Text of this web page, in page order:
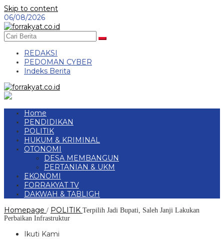
Skip to content
06/08/2026
REDAKSI
PEDOMAN CYBER
Indeks Berita
Home
PENDIDIKAN
POLITIK
HUKUM & KRIMINAL
OTONOMI
DESA MEMBANGUN
PERTANIAN & UKM
EKONOMI
FORRAKYAT TV
DAKWAH & TABLIGH
Homepage / POLITIK Terpilih Jadi Bupati, Saleh Janji Lakukan
Perbaikan Infrastruktur
Ikuti Kami